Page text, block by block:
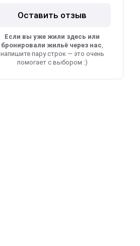
Оставить отзыв
Если вы уже жили здесь или
бронировали жильё через нас,
напишите пару строк — это очень
помогает с выбором :)